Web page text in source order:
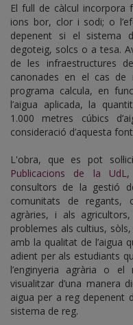
El full de càlcul
ions bor, clor i sodi; o
depenent si el sistema
degoteig, solcs o a tesa.
de les infraestructures
canonades en el cas
programa calcula, en
l’aigua aplicada, la
1.000 metres cúbics
consideració d’aquesta
L'obra, que es pot
Publicacions de la UdL,
consultors de la gestió
comunitats de regants,
agràries, i als
problemes als cultius,
amb la qualitat de l’aigua
adient per als estudiants
l’enginyeria agrària o
visualitzar d’una manera
aigua per a reg depenent
sistema de reg.